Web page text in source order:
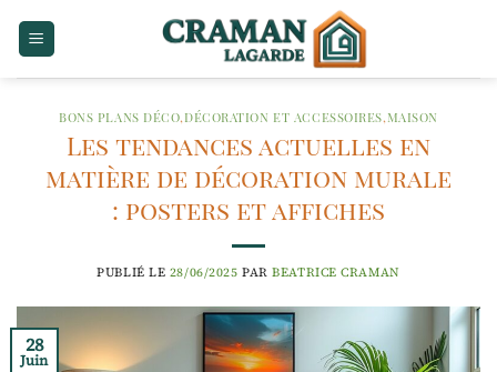
BONS PLANS DÉCO,DÉCORATION ET ACCESSOIRES,MAISON
Les tendances actuelles en
matière de décoration murale
: posters et affiches
PUBLIÉ LE 28/06/2025 PARBEATRICE CRAMAN
28
Juin